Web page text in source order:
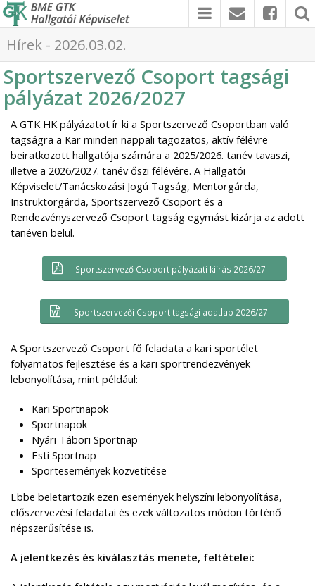
Hírek - 2026.03.02.
Sportszervező Csoport tagsági
pályázat 2026/2027
A GTK HK pályázatot ír ki a Sportszervező Csoportban való
tagságra a Kar minden nappali tagozatos, aktív félévre
beiratkozott hallgatója számára a 2025/2026. tanév tavaszi,
illetve a 2026/2027. tanév őszi félévére. A Hallgatói
Képviselet/Tanácskozási Jogú Tagság, Mentorgárda,
Instruktorgárda, Sportszervező Csoport és a
Rendezvényszervező Csoport tagság egymást kizárja az adott
tanéven belül.
Sportszervező Csoport pályázati kiírás 2026/27
Sportszervezői Csoport tagsági adatlap 2026/27
A Sportszervező Csoport fő feladata a kari sportélet
folyamatos fejlesztése és a kari sportrendezvények
lebonyolítása, mint például:
Kari Sportnapok
Sportnapok
Nyári Tábori Sportnap
Esti Sportnap
Sportesemények közvetítése
Ebbe beletartozik ezen események helyszíni lebonyolítása,
előszervezési feladatai és ezek változatos módon történő
népszerűsítése is.
A jelentkezés és kiválasztás menete, feltételei: